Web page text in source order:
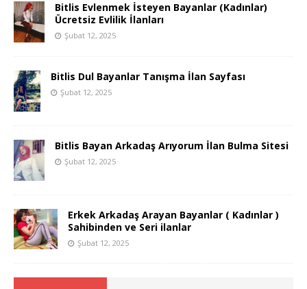
Bitlis Evlenmek İsteyen Bayanlar (Kadınlar)
Ücretsiz Evlilik İlanları
Şubat 12, 2025
Bitlis Dul Bayanlar Tanışma İlan Sayfası
Şubat 12, 2025
Bitlis Bayan Arkadaş Arıyorum İlan Bulma Sitesi
Şubat 12, 2025
Erkek Arkadaş Arayan Bayanlar ( Kadınlar )
Sahibinden ve Seri ilanlar
Şubat 12, 2025